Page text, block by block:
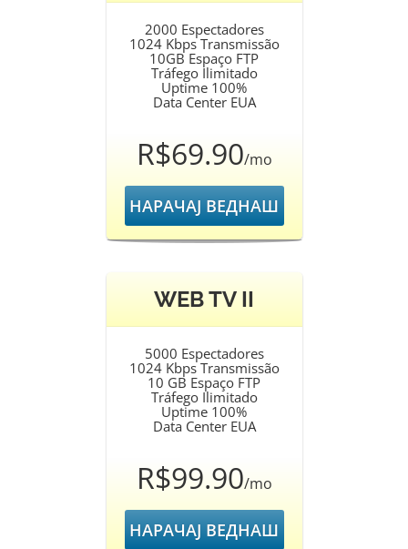
2000 Espectadores
1024 Kbps Transmissão
10GB Espaço FTP
Tráfego Ilimitado
Uptime 100%
Data Center EUA
R$69.90/mo
НАРАЧАЈ ВЕДНАШ
WEB TV II
5000 Espectadores
1024 Kbps Transmissão
10 GB Espaço FTP
Tráfego Ilimitado
Uptime 100%
Data Center EUA
R$99.90/mo
НАРАЧАЈ ВЕДНАШ